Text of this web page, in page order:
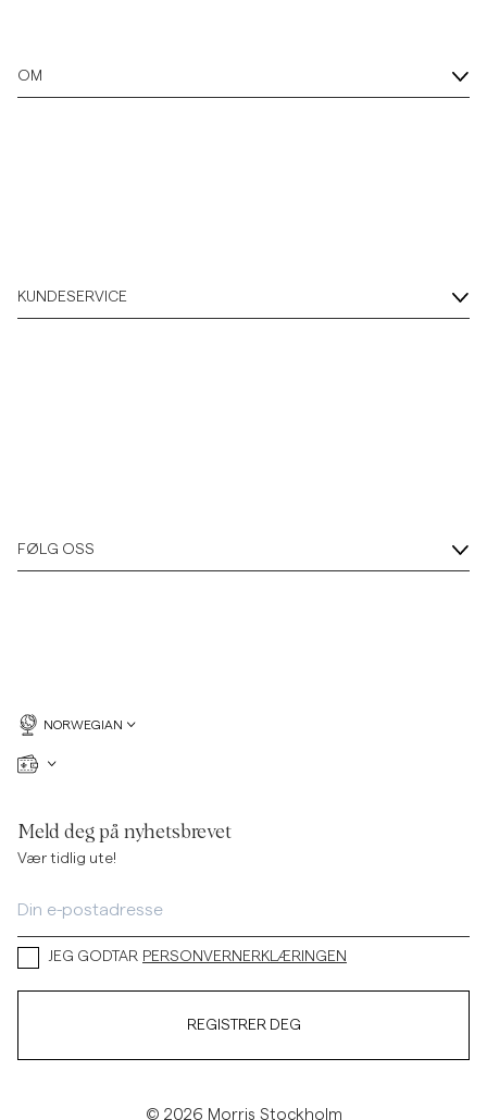
OM
KUNDESERVICE
FØLG OSS
NORWEGIAN
Meld deg på nyhetsbrevet
Vær tidlig ute!
JEG GODTAR PERSONVERNERKLÆRINGEN
REGISTRER DEG
© 2026 Morris Stockholm